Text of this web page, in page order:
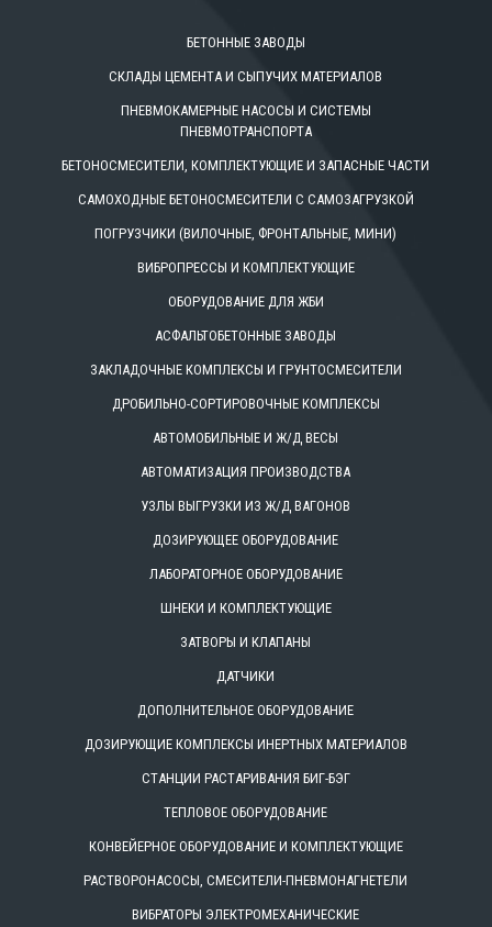
БЕТОННЫЕ ЗАВОДЫ
СКЛАДЫ ЦЕМЕНТА И СЫПУЧИХ МАТЕРИАЛОВ
ПНЕВМОКАМЕРНЫЕ НАСОСЫ И СИСТЕМЫ
ПНЕВМОТРАНСПОРТА
БЕТОНОСМЕСИТЕЛИ, КОМПЛЕКТУЮЩИЕ И ЗАПАСНЫЕ ЧАСТИ
САМОХОДНЫЕ БЕТОНОСМЕСИТЕЛИ С САМОЗАГРУЗКОЙ
ПОГРУЗЧИКИ (ВИЛОЧНЫЕ, ФРОНТАЛЬНЫЕ, МИНИ)
ВИБРОПРЕССЫ И КОМПЛЕКТУЮЩИЕ
ОБОРУДОВАНИЕ ДЛЯ ЖБИ
АСФАЛЬТОБЕТОННЫЕ ЗАВОДЫ
ЗАКЛАДОЧНЫЕ КОМПЛЕКСЫ И ГРУНТОСМЕСИТЕЛИ
ДРОБИЛЬНО-СОРТИРОВОЧНЫЕ КОМПЛЕКСЫ
АВТОМОБИЛЬНЫЕ И Ж/Д ВЕСЫ
АВТОМАТИЗАЦИЯ ПРОИЗВОДСТВА
УЗЛЫ ВЫГРУЗКИ ИЗ Ж/Д ВАГОНОВ
ДОЗИРУЮЩЕЕ ОБОРУДОВАНИЕ
ЛАБОРАТОРНОЕ ОБОРУДОВАНИЕ
ШНЕКИ И КОМПЛЕКТУЮЩИЕ
ЗАТВОРЫ И КЛАПАНЫ
ДАТЧИКИ
ДОПОЛНИТЕЛЬНОЕ ОБОРУДОВАНИЕ
ДОЗИРУЮЩИЕ КОМПЛЕКСЫ ИНЕРТНЫХ МАТЕРИАЛОВ
СТАНЦИИ РАСТАРИВАНИЯ БИГ-БЭГ
ТЕПЛОВОЕ ОБОРУДОВАНИЕ
КОНВЕЙЕРНОЕ ОБОРУДОВАНИЕ И КОМПЛЕКТУЮЩИЕ
РАСТВОРОНАСОСЫ, СМЕСИТЕЛИ-ПНЕВМОНАГНЕТЕЛИ
ВИБРАТОРЫ ЭЛЕКТРОМЕХАНИЧЕСКИЕ